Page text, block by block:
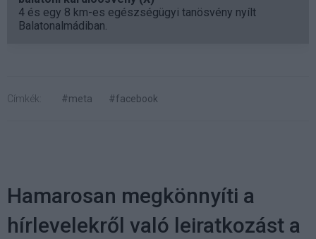
4 és egy 8 km-es egészségügyi tanösvény nyílt
Balatonalmádiban.
Címkék: #meta #facebook
Hamarosan megkönnyíti a
hírlevelekről való leiratkozást a